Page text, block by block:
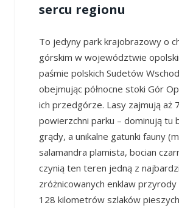
sercu regionu
To jedyny park krajobrazowy o
górskim w województwie
paśmie polskich Sudetów
obejmując północne stoki Gór
ich przedgórze. Lasy zajmują aż
powierzchni parku – dominują tu
grądy, a unikalne gatunki fauny
salamandra plamista, bocian
czynią ten teren jedną z
zróżnicowanych enklaw
128 kilometrów szlaków